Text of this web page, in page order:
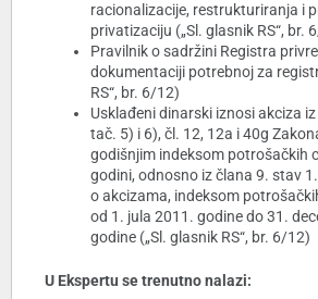
racionalizacije, restrukturiranja i
privatizaciju („Sl. glasnik RS“, br.
Pravilnik o sadržini Registra
dokumentaciji potrebnoj za
RS“, br. 6/12)
Usklađeni dinarski iznosi akciza
tač. 5) i 6), čl. 12, 12a i 40g
godišnjim indeksom potrošačkih
godini, odnosno iz člana 9. stav
o akcizama, indeksom
od 1. jula 2011. godine do 31.
godine („Sl. glasnik RS“, br. 6/12)
U Ekspertu se trenutno nalazi: